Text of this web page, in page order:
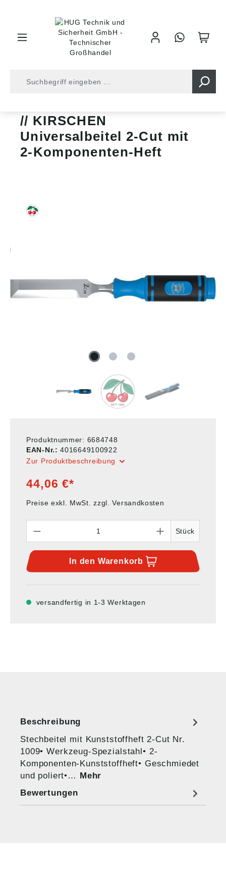
KIRSCHEN
Universalbeitel 2-Cut mit
2-Komponenten-Heft
Produktnummer: 6684748
EAN-Nr.:4016649100922
Zur Produktbeschreibung
44,06 €*
Preise exkl. MwSt. zzgl. Versandkosten
Stück
In den Warenkorb
versandfertig in 1-3 Werktagen
Beschreibung
Stechbeitel mit Kunststoffheft 2-Cut Nr.
1009• Werkzeug-Spezialstahl• 2-
Komponenten-Kunststoffheft• Geschmiedet
und poliert•… Mehr
Bewertungen